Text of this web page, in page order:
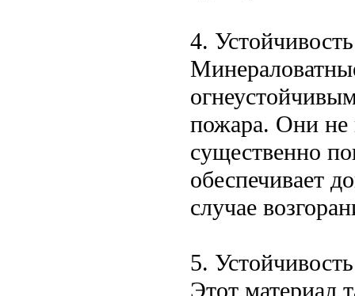
4.
пожара. Они не
существенно
обеспечивает
случае
5.
Этот материал